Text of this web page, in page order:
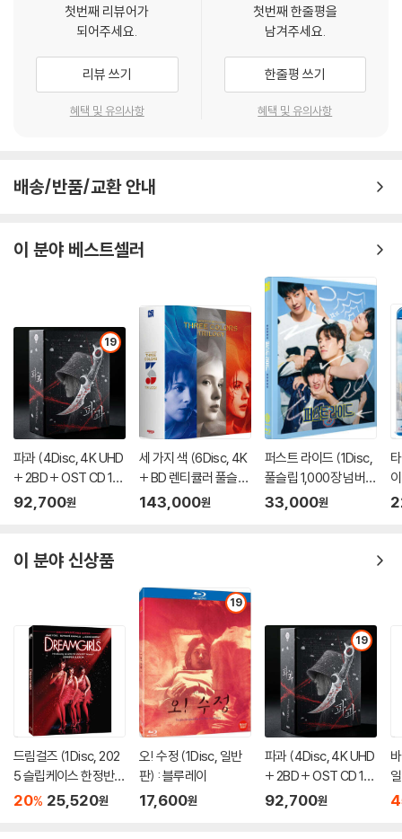
이로 인해 평생을 함께한 매니저 ‘톰 파커’와의 관계도 조금씩 어긋나기 시
작하는데…
첫번째 리뷰어가
되어주세요.
리뷰 쓰기
혜택 및 유의사항
첫번째 한줄평을
남겨주세요.
한줄평 쓰기
혜택 및 유의사항
배송/반품/교환 안내
이 분야 베스트셀러
19
파과 (4Disc, 4K UHD
+ 2BD + OST CD 15
00장 한정 스틸북 한정
92,700원
세 가지 색 (6Disc, 4K
+ BD 렌티큘러 풀슬립
트릴로지 박스 한정판)
143,000원
퍼스트 라이드 (1Disc,
풀슬립 1,000장 넘버링
한정판) : 블루레이
33,000원
이
이 분야 신상품
드림걸즈 (1Disc, 202
5 슬립케이스 한정반 B
D) : 블루레이
20% 25,520원
19
오! 수정 (1Disc, 일반
판) : 블루레이
17,600원
19
파과 (4Disc, 4K UHD
+ 2BD + OST CD 15
00장 한정 스틸북 한정
92,700원